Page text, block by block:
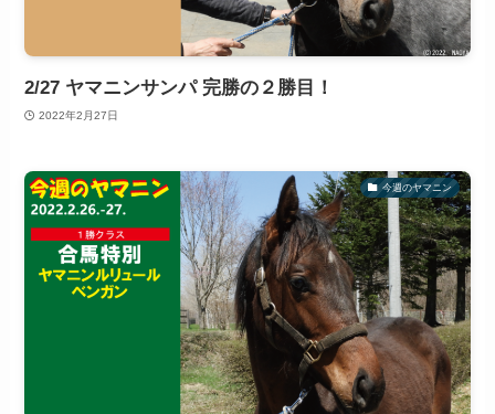
2/27 ヤマニンサンパ 完勝の２勝目！
2022年2月27日
今週のヤマニン